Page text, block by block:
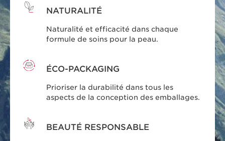
NATURALITÉ
Naturalité et efficacité dans chaque
formule de soins pour la peau.
ÉCO-PACKAGING
Prioriser la durabilité dans tous les
aspects de la conception des emballages.
BEAUTÉ RESPONSABLE